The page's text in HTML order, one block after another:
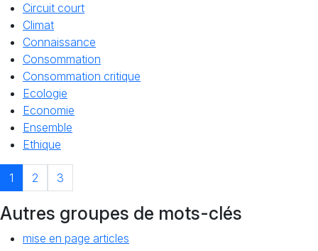
Circuit court
Climat
Connaissance
Consommation
Consommation critique
Ecologie
Economie
Ensemble
Ethique
1 2 3
Autres groupes de mots-clés
mise en page articles